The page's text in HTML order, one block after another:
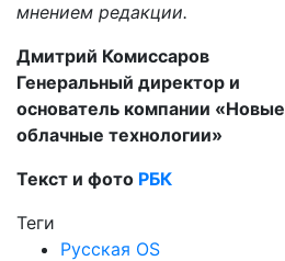
мнением редакции.
Дмитрий Комиссаров
Генеральный директор и
основатель компании «Новые
облачные технологии»
Текст и фото РБК
Теги
Русская OS